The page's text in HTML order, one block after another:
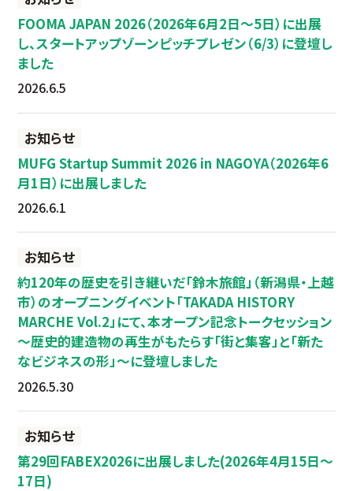
FOOMA JAPAN 2026（2026年6月2日～5日）に出展
し、スタートアップゾーンピッチプレゼン（6/3）に登壇し
ました
2026.6.5
お知らせ
MUFG Startup Summit 2026 in NAGOYA（2026年6
月1日）に出展しました
2026.6.1
お知らせ
約120年の歴史を引き継いだ「鈴木旅館」（新潟県・上越
市）のオープニングイベント「TAKADA HISTORY
MARCHE Vol.2」にて、本オープン記念トークセッション
～歴史的建造物の再生がもたらす「街と集客」と「新た
なビジネスの形」～に登壇しました
2026.5.30
お知らせ
第29回FABEX2026に出展しました(2026年4月15日～
17日)